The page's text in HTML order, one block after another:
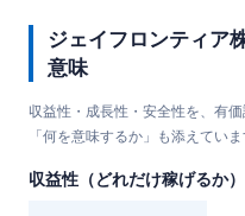
ジェイフロンティア
意味
収益性・成長性・安全性を、有
「何を意味するか」も添えていま
収益性（どれだけ稼げるか）